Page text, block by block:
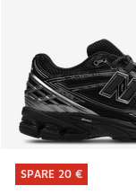
SPARE 20 €
SPARE 20 €